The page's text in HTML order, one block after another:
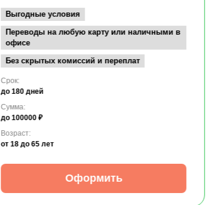
Выгодные условия
Переводы на любую карту или наличными в
офисе
Без скрытых комиссий и переплат
Срок:
до 180 дней
Сумма:
до 100000 ₽
Возраст:
от 18 до 65 лет
Оформить